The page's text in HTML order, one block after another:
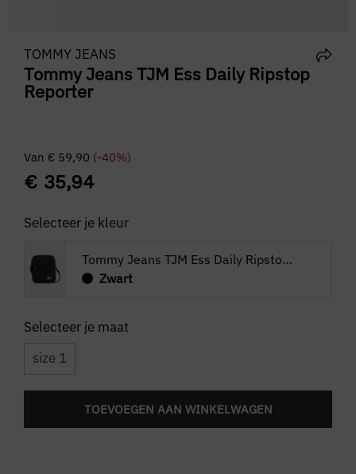
TOMMY JEANS
Tommy Jeans TJM Ess Daily Ripstop
Reporter
Van € 59,90 (-40%)
€ 35,94
Selecteer je kleur
Tommy Jeans TJM Ess Daily Ripstop Reporter
Zwart
size 1
TOEVOEGEN AAN WINKELWAGEN